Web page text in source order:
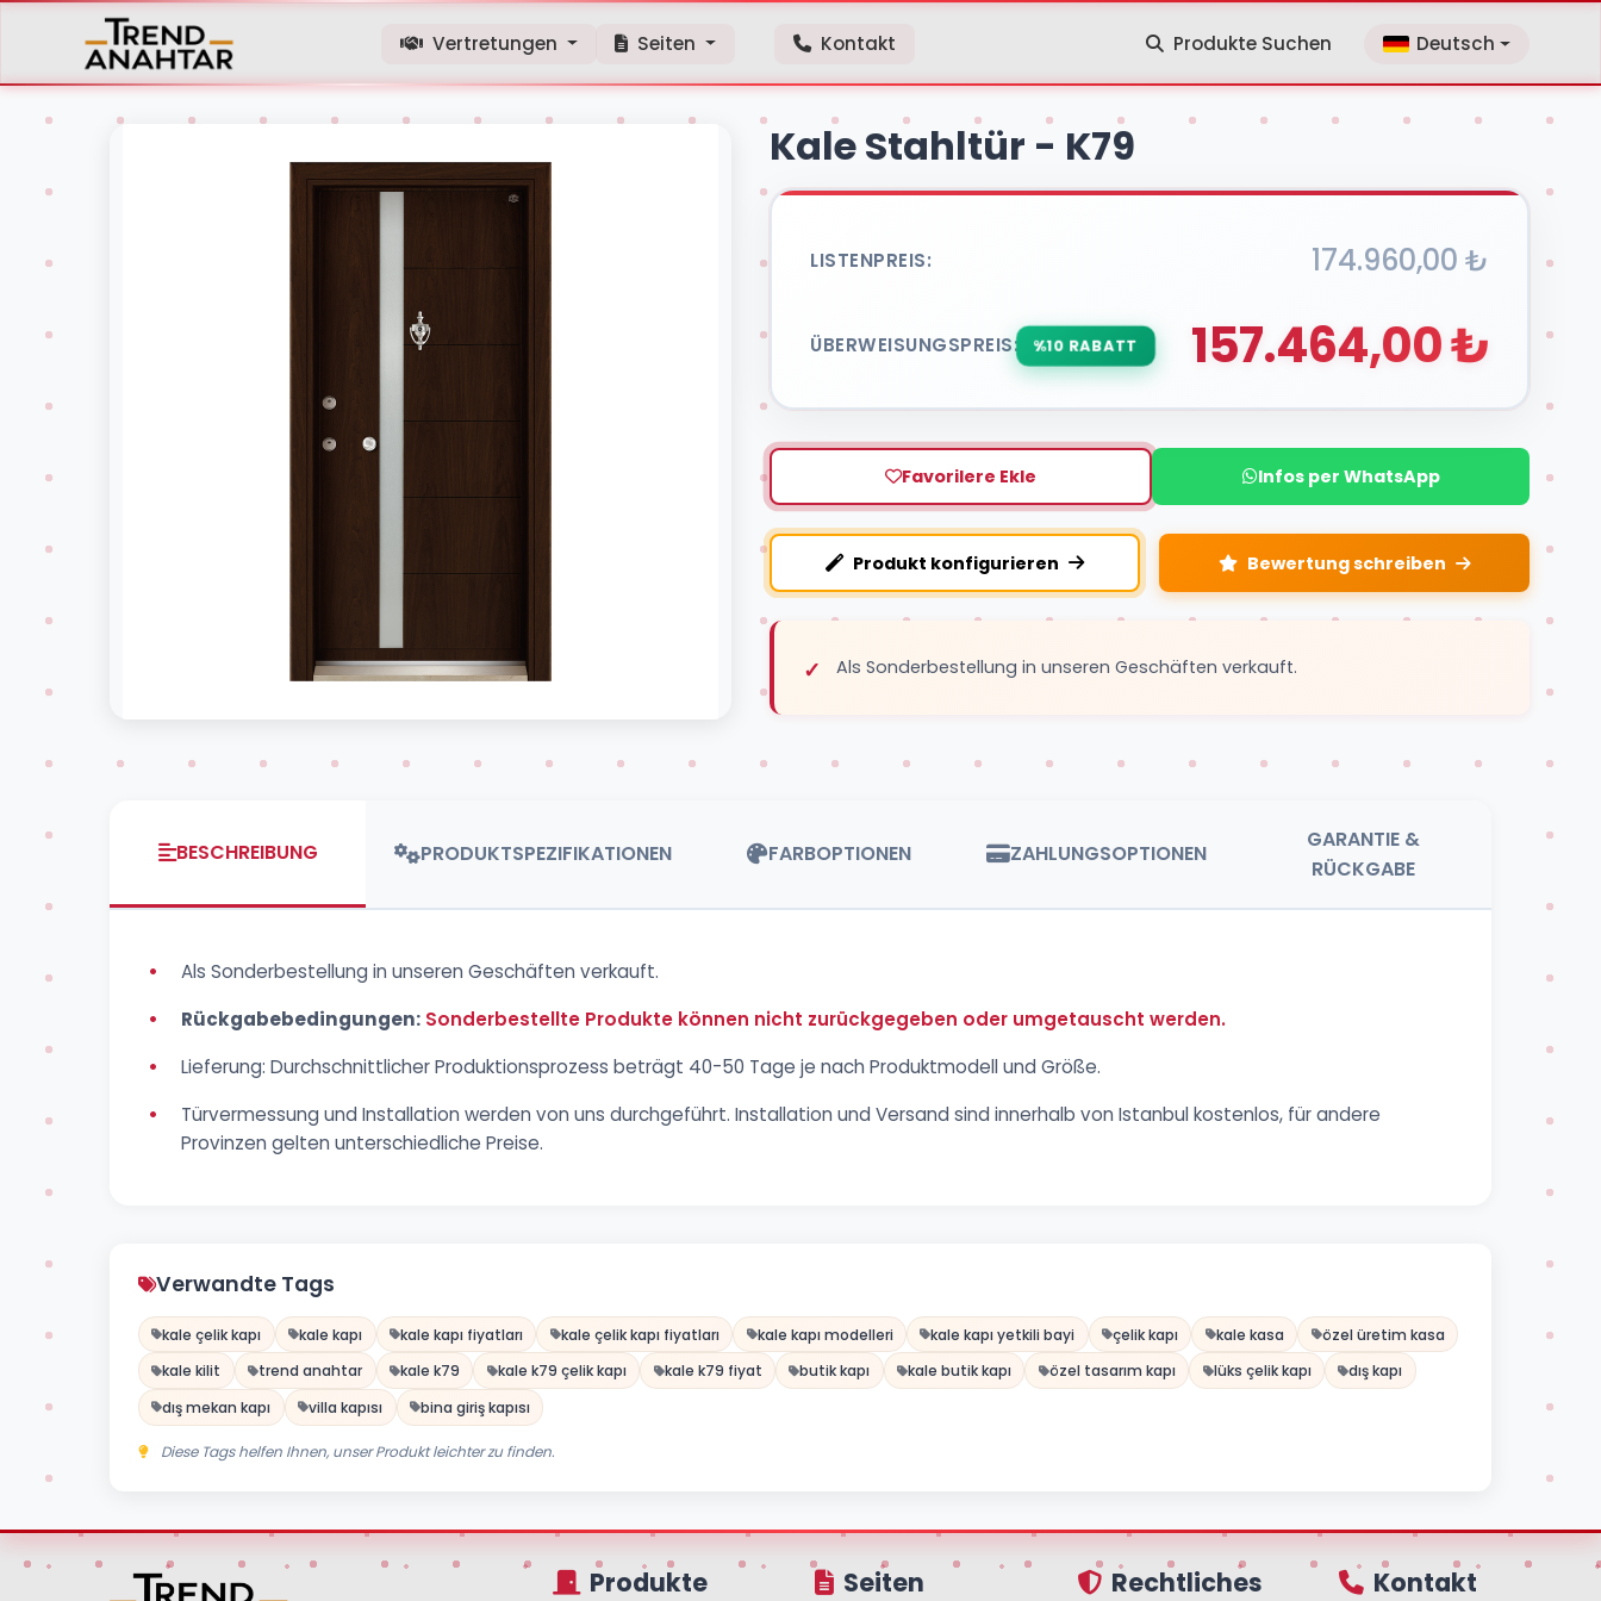
Vertretungen Seiten Kontakt Produkte Suchen Deutsch
Kale Stahltür - K79
LISTENPREIS: 174.960,00 ₺
ÜBERWEISUNGSPREIS: %10 RABATT 157.464,00 ₺
Favorilere Ekle Infos per WhatsApp
Produkt konfigurieren Bewertung schreiben
Als Sonderbestellung in unseren Geschäften verkauft.
BESCHREIBUNG PRODUKTSPEZIFIKATIONEN FARBOPTIONEN ZAHLUNGSOPTIONEN
GARANTIE &
RÜCKGABE
•
Als Sonderbestellung in unseren Geschäften verkauft.
•
Rückgabebedingungen: Sonderbestellte Produkte können nicht zurückgegeben oder umgetauscht werden.
•
Lieferung: Durchschnittlicher Produktionsprozess beträgt 40-50 Tage je nach Produktmodell und Größe.
•
Türvermessung und Installation werden von uns durchgeführt. Installation und Versand sind innerhalb von Istanbul kostenlos, für andere
Provinzen gelten unterschiedliche Preise.
Verwandte Tags
kale çelik kapı kale kapı kale kapı fiyatları kale çelik kapı fiyatları kale kapı modelleri kale kapı yetkili bayi çelik kapı kale kasa
özel üretim kasa
kale kilit
trend anahtar kale k79 kale k79 çelik kapı kale k79 fiyat butik kapı kale butik kapı özel tasarım kapı lüks çelik kapı
dış kapı
dış mekan kapı
villa kapısı bina giriş kapısı
Diese Tags helfen Ihnen, unser Produkt leichter zu finden.
Produkte Seiten Rechtliches Kontakt